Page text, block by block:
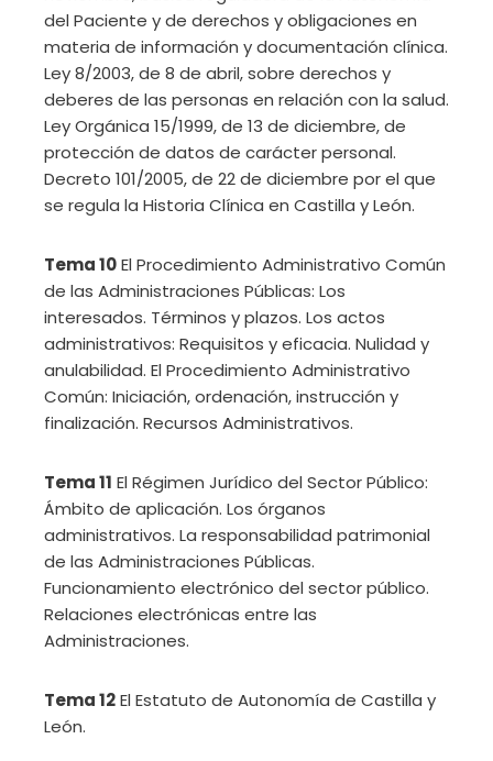
del Paciente y de derechos y obligaciones en
materia de información y documentación clínica.
Ley 8/2003, de 8 de abril, sobre derechos y
deberes de las personas en relación con la salud.
Ley Orgánica 15/1999, de 13 de diciembre, de
protección de datos de carácter personal.
Decreto 101/2005, de 22 de diciembre por el que
se regula la Historia Clínica en Castilla y León.
Tema 10El Procedimiento Administrativo Común
de las Administraciones Públicas: Los
interesados. Términos y plazos. Los actos
administrativos: Requisitos y eficacia. Nulidad y
anulabilidad. El Procedimiento Administrativo
Común: Iniciación, ordenación, instrucción y
finalización. Recursos Administrativos.
Tema 11 El Régimen Jurídico del Sector Público:
Ámbito de aplicación. Los órganos
administrativos. La responsabilidad patrimonial
de las Administraciones Públicas.
Funcionamiento electrónico del sector público.
Relaciones electrónicas entre las
Administraciones.
Tema 12El Estatuto de Autonomía de Castilla y
León.